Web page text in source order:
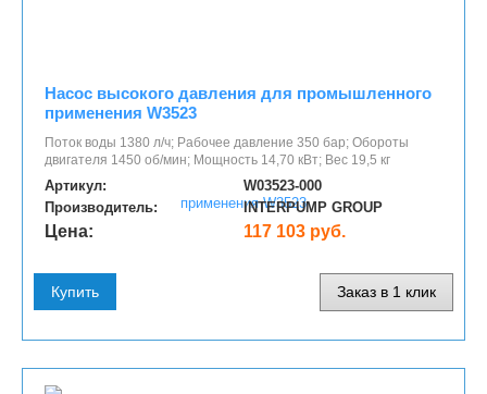
Насос высокого давления для промышленного
применения W3523
Поток воды 1380 л/ч; Рабочее давление 350 бар; Обороты
двигателя 1450 об/мин; Мощность 14,70 кВт; Вес 19,5 кг
Артикул:
W03523-000
Производитель:
INTERPUMP GROUP
Цена: 117 103 руб.
Купить Заказ в 1 клик